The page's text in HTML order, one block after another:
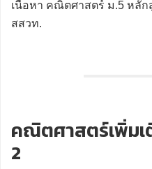
เนื้อหา คณิตศาสตร์ ม.5 หลั
สสวท.
คณิตศาสตร์เพิ่มเ
2